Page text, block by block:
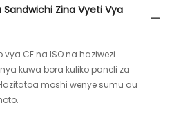
Sandwichi Zina Vyeti Vya
CE na ISO na haziwezi
kuwa bora kuliko paneli za
moshi wenye sumu au